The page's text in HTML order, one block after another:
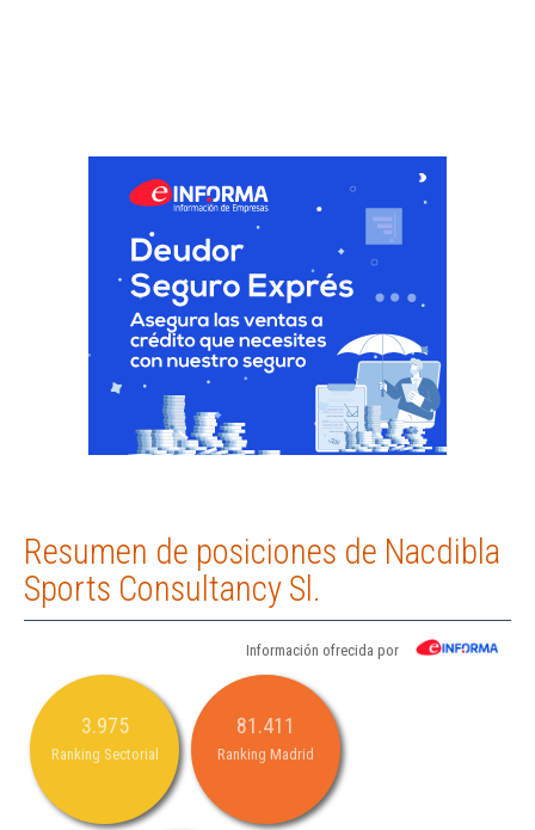
Resumen de posiciones de Nacdibla
Sports Consultancy Sl.
Información ofrecida por
3.975
Ranking Sectorial
81.411
Ranking Madrid